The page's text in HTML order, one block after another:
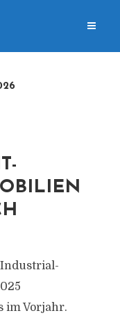
im Vorjahr.